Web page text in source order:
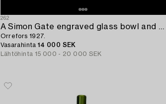
262
A Simon Gate engraved glass bowl and stand,
Orrefors 1927.
Vasarahinta 14 000 SEK
Lähtöhinta 15 000 - 20 000 SEK